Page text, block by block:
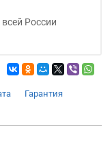
России
Гарантия